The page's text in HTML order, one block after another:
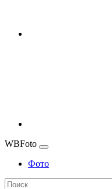
WBFoto
Фото